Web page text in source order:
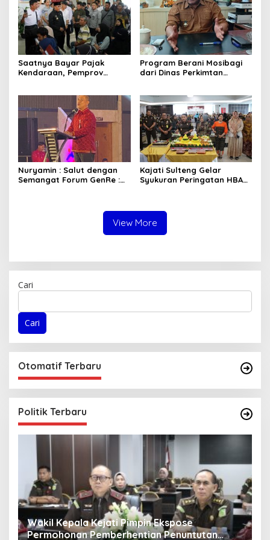
Saatnya Bayar Pajak
Kendaraan, Pemprov
Program Berani Mosibagi
dari Dinas Perkimtan
Nuryamin : Salut dengan
Semangat Forum GenRe :
Kajati Sulteng Gelar
Syukuran Peringatan HBA
View More
Cari
Cari
Otomatif Terbaru
Politik Terbaru
Wakil Kepala Kejati Pimpin Ekspose
Permohonan Pemberhentian Penuntutan